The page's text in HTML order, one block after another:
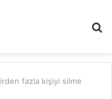
...
fazla kişiyi silme